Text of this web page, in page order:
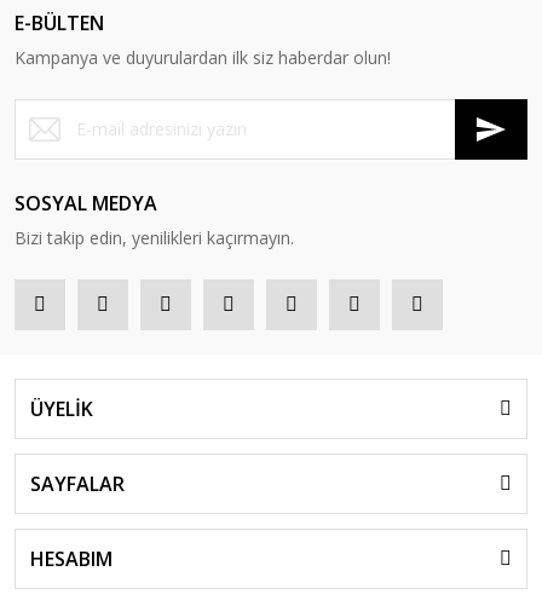
E-BÜLTEN
Kampanya ve duyurulardan ilk siz haberdar olun!
SOSYAL MEDYA
Bizi takip edin, yenilikleri kaçırmayın.
ÜYELİK
SAYFALAR
HESABIM